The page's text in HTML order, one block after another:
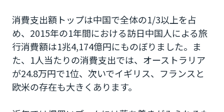
消費支出額トップは中国で全体の1/3以上を占
め、2015年の1年間における訪日中国人による旅
行消費額は1兆4,174億円にものぼりました。ま
た、1人当たりの消費支出では、オーストラリア
が24.8万円で1位、次いでイギリス、フランスと
欧米の存在も大きくあります。